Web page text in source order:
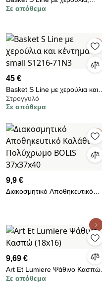
XSmall S2219-N391
Σε απόθεμα
45 €
Basket S Line με χερούλια και
κέντημα small S1216-71N3
Στρογγυλό
Σε απόθεμα
9,9 €
Διακοσμητικό Αποθηκευτικό
9,69 €
Art Et Lumiere Ψάθινο Κασπώ
(18x16)
Σε απόθεμα